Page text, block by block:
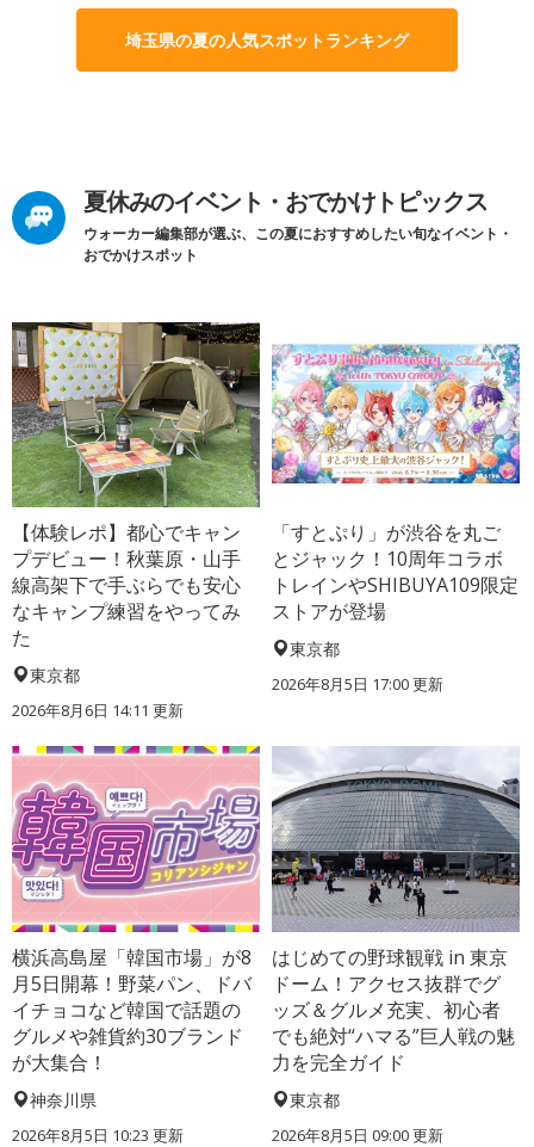
埼玉県の夏の人気スポットランキング
夏休みのイベント・おでかけトピックス
ウォーカー編集部が選ぶ、この夏におすすめしたい旬なイベント・
おでかけスポット
【体験レポ】都心でキャン
プデビュー！秋葉原・山手
線高架下で手ぶらでも安心
なキャンプ練習をやってみ
た
東京都
2026年8月6日 14:11 更新
「すとぷり」が渋谷を丸ご
とジャック！10周年コラボ
トレインやSHIBUYA109限定
ストアが登場
東京都
2026年8月5日 17:00更新
横浜高島屋「韓国市場」が8
月5日開幕！野菜パン、ドバ
イチョコなど韓国で話題の
グルメや雑貨約30ブランド
が大集合！
神奈川県
2026年8月5日 10:23 更新
はじめての野球観戦 in 東京
ドーム！アクセス抜群でグ
ッズ＆グルメ充実、初心者
でも絶対“ハマる”巨人戦の魅
力を完全ガイド
東京都
2026年8月5日 09:00更新